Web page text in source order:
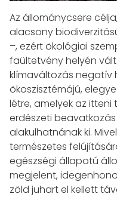
Az állománycsere
alacsony
–, ezért ökológiai
faültetvény helyén
klímaváltozás negatív
ökoszisztémájú,
létre, amelyek az itteni
erdészeti
alakulhatnának ki.
természetes
egészségi állapotú
megjelent,
zöld juhart el kellett